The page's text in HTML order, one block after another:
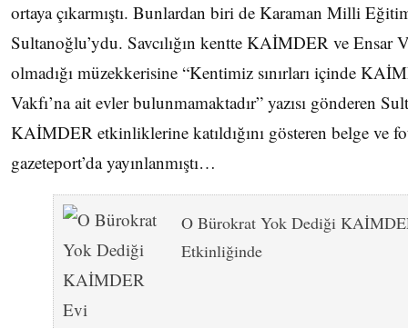
ortaya çıkarmıştı. Bunlardan biri de Karaman Milli
Sultanoğlu’ydu. Savcılığın kentte KAİMDER ve Ensar
olmadığı müzekkerisine “Kentimiz sınırları içinde
Vakfı’na ait evler bulunmamaktadır” yazısı gönderen
KAİMDER etkinliklerine katıldığını gösteren belge ve
gazeteport’da yayınlanmıştı…
O Bürokrat Yok Dediği
Etkinliğinde